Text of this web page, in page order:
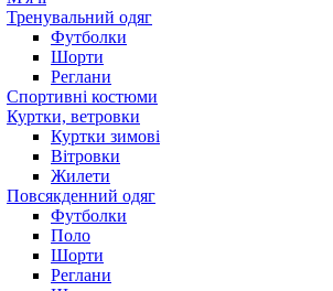
Тренувальний одяг
Футболки
Шорти
Реглани
Спортивні костюми
Куртки, ветровки
Куртки зимові
Вітровки
Жилети
Повсякденний одяг
Футболки
Поло
Шорти
Реглани